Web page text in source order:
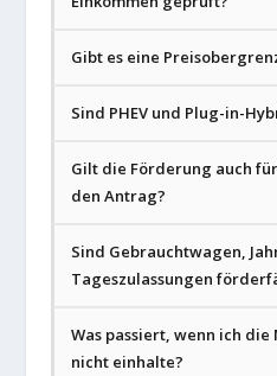
Gibt es eine
Sind PHEV und Plug-in-
Gilt die Förderung auch
den Antrag?
Sind Gebrauchtwagen,
Tageszulassungen
Was passiert, wenn ich
nicht einhalte?